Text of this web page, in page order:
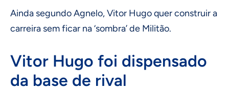
Ainda segundo Agnelo, Vitor Hugo quer construir a
carreira sem ficar na ‘sombra’ de Militão.
Vitor Hugo foi dispensado
da base de rival